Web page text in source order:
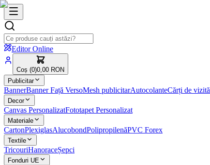
Editor Online
Coș (0)0,00 RON
Publicitar
BannerBanner Față VersoMesh publicitarAutocolanteCărți de vizită
Decor
Canvas PersonalizatFototapet Personalizat
Materiale
CartonPlexiglasAlucobondPolipropilenăPVC Forex
Textile
TricouriHanoraceȘepci
Fonduri UE